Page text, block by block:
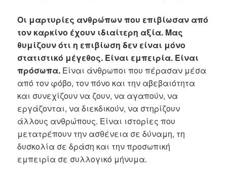
Οι μαρτυρίες ανθρώπων που επιβίωσαν από
τον καρκίνο έχουν ιδιαίτερη αξία. Μας
θυμίζουν ότι η επιβίωση δεν είναι μόνο
στατιστικό μέγεθος. Είναι εμπειρία. Είναι
πρόσωπα. Είναι άνθρωποι που πέρασαν μέσα
από τον φόβο, τον πόνο και την αβεβαιότητα
και συνεχίζουν να ζουν, να αγαπούν, να
εργάζονται, να διεκδικούν, να στηρίζουν
άλλους ανθρώπους. Είναι ιστορίες που
μετατρέπουν την ασθένεια σε δύναμη, τη
δυσκολία σε δράση και την προσωπική
εμπειρία σε συλλογικό μήνυμα.